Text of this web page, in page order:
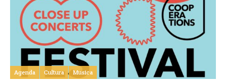
Agenda Cultura Musica